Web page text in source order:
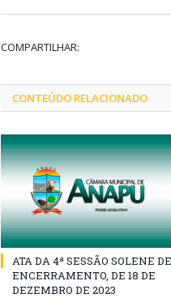
COMPARTILHAR:
CONTEÚDO RELACIONADO
ATA DA 4ª SESSÃO SOLENE DE
ENCERRAMENTO, DE 18 DE
DEZEMBRO DE 2023